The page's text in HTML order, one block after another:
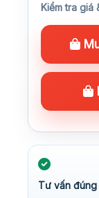
Kiểm tra giá
Tư vấn